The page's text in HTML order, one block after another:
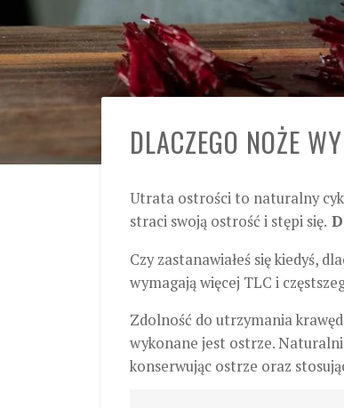
DLACZEGO NOŻE
Utrata ostrości to naturalny
straci swoją ostrość i stępi się.
Czy zastanawiałeś się kiedyś,
wymagają więcej TLC i
Zdolność do utrzymania
wykonane jest ostrze.
konserwując ostrze oraz